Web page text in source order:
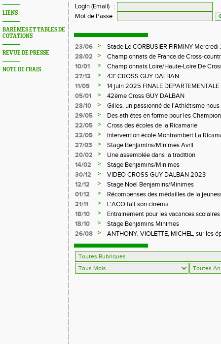
LIENS
BARÈMES ET TABLES DE
COTATIONS
REVUE DE PRESSE
NOTE DE FRAIS
Login (Email)
:
Mot de Passe :
23/06 >
Stade Le CORBUSIER FIRMINY
28/02
>
Championnats de France de Cross-
10/01
>
Championnats Loire/Haute-Loire De
27/12
>
43° CROSS GUY DALBAN
11/05
>
14 juin 2025 FINALE
LE CHAMBON FEUGEROLLES
05/01 >
42ème Cross GUY DALBAN
28/10
>
Gilles, un passionné de l’Athlétisme
29/05
>
Des athlètes en forme pour les
22/05
>
Cross des écoles de la Ricamarie
22/05
>
Intervention école Montrambert La
27/03
>
Stage Benjamins/Minimes Avril
20/02
>
Une assemblée dans la tradition
14/02
>
Stage Benjamins/Minimes
30/12
>
VIDEO CROSS GUY DALBAN 2023
12/12
>
Stage Noël Benjamins/Minimes
01/12
>
Récompenses des médailles de la
21/11
>
L'ACO fait son cinéma
18/10
>
Entrainement pour les vacances scolaires
18/10
>
Stage Benjamins Minimes
26/08
>
ANTHONY, VIOLETTE, MICHEL, sur les